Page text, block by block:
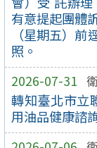
有意提起團體
（星期五）
照。
2026-07-31
轉知臺北市立
用油品健康諮